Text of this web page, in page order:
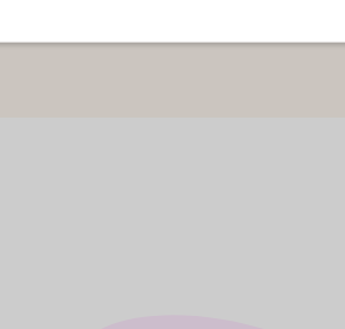
godkänna cookies för Funktioner,